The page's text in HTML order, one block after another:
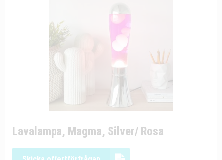
Lavalampa, Magma, Silver/ Rosa